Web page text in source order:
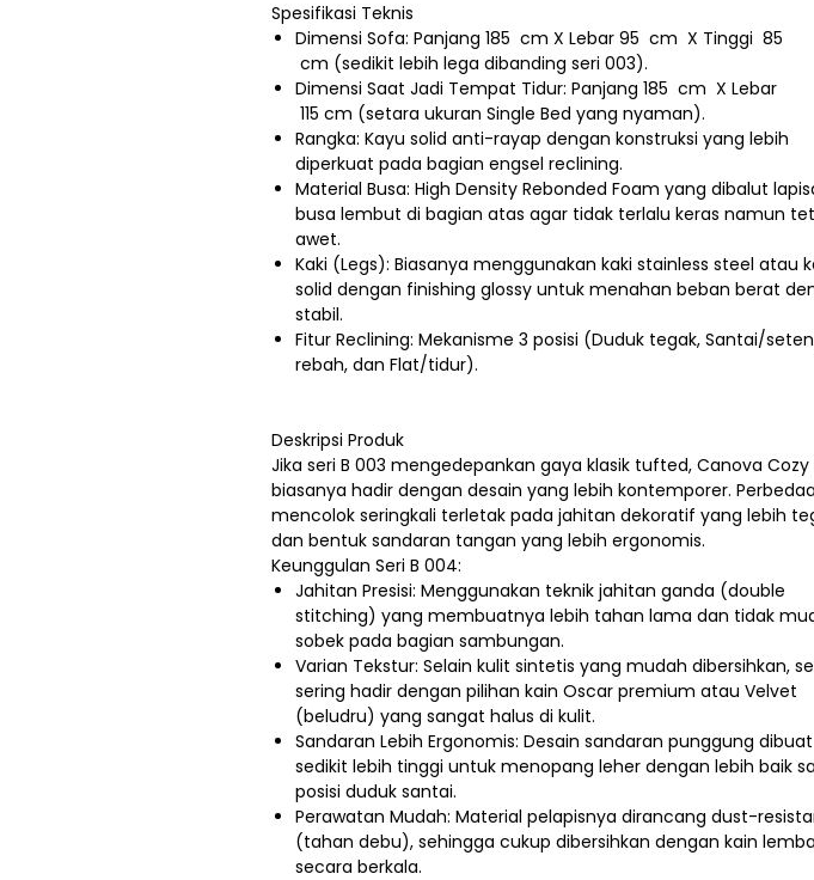
Spesifikasi Teknis
Dimensi Sofa: Panjang 185 cm X Lebar 95 cm X Tinggi 85
cm (sedikit lebih lega dibanding seri 003).
Dimensi Saat Jadi Tempat Tidur: Panjang 185 cm X Lebar
115 cm (setara ukuran Single Bed yang nyaman).
Rangka: Kayu solid anti-rayap dengan konstruksi yang lebih
diperkuat pada bagian engsel reclining.
Material Busa: High Density Rebonded Foam yang dibalut
busa lembut di bagian atas agar tidak terlalu keras namun
awet.
Kaki (Legs): Biasanya menggunakan kaki stainless steel atau
solid dengan finishing glossy untuk menahan beban berat
stabil.
Fitur Reclining: Mekanisme 3 posisi (Duduk tegak, Santai/
rebah, dan Flat/tidur).
Deskripsi Produk
Jika seri B 003 mengedepankan gaya klasik tufted, Canova Cozy
biasanya hadir dengan desain yang lebih kontemporer.
mencolok seringkali terletak pada jahitan dekoratif yang lebih
dan bentuk sandaran tangan yang lebih ergonomis.
Keunggulan Seri B 004:
Jahitan Presisi: Menggunakan teknik jahitan ganda (double
stitching) yang membuatnya lebih tahan lama dan tidak
sobek pada bagian sambungan.
Varian Tekstur: Selain kulit sintetis yang mudah dibersihkan,
sering hadir dengan pilihan kain Oscar premium atau Velvet
(beludru) yang sangat halus di kulit.
Sandaran Lebih Ergonomis: Desain sandaran punggung dibuat
sedikit lebih tinggi untuk menopang leher dengan lebih baik
posisi duduk santai.
Perawatan Mudah: Material pelapisnya dirancang dust-
(tahan debu), sehingga cukup dibersihkan dengan kain
secara berkala.